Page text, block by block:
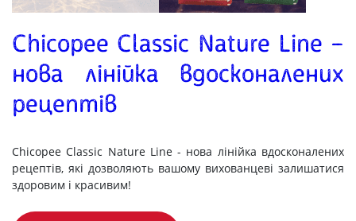
Chicopee Classic Nature Line –
нова лінійка вдосконалених
рецептів
Chicopee Classic Nature Line - нова лінійка вдосконалених
рецептів, які дозволяють вашому вихованцеві залишатися
здоровим і красивим!